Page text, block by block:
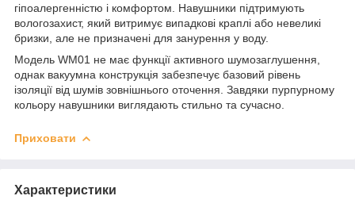
гіпоалергенністю і комфортом. Навушники підтримують
вологозахист, який витримує випадкові краплі або невеликі
бризки, але не призначені для занурення у воду.
Модель WM01 не має функції активного шумозаглушення,
однак вакуумна конструкція забезпечує базовий рівень
ізоляції від шумів зовнішнього оточення. Завдяки пурпурному
кольору навушники виглядають стильно та сучасно.
Приховати
Характеристики